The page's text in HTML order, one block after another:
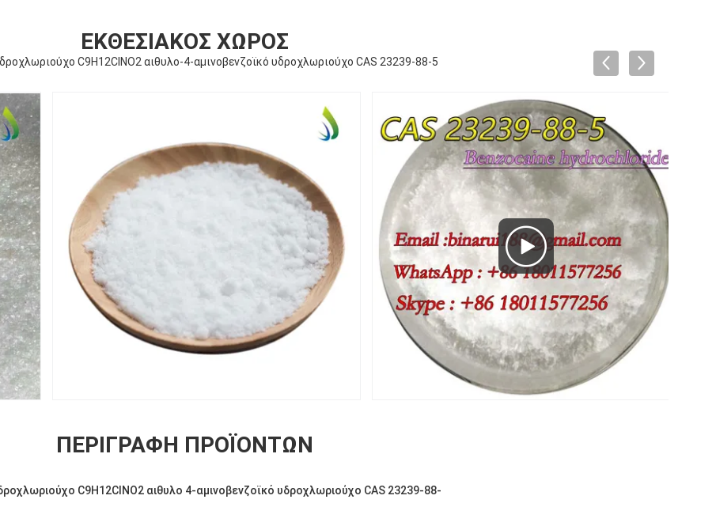
ΕΚΘΕΣΙΑΚΌΣ ΧΏΡΟΣ
C9H12ClNO2 αιθυλο-4-αμινοβενζοϊκό υδροχλωριούχο CAS 23239-88-5
ΠΕΡΙΓΡΑΦΉ ΠΡΟΪΌΝΤΩΝ
C9H12ClNO2 αιθυλο 4-αμινοβενζοϊκό υδροχλωριούχο CAS 23239-88-